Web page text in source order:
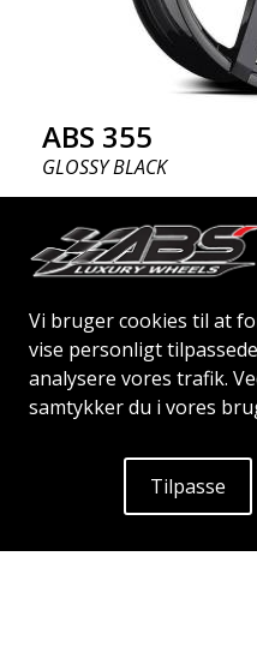
Vi bruger cookies til at
vise personligt
analysere vores trafik.
samtykker du i vores
Tilpasse
ABS 355
GLOSSY BLACK
Begyndende ved:
1939Kr